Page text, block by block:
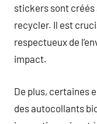
stickers sont
recycler. Il est
respectueux de
impact.
De plus, certaines
des autocollants